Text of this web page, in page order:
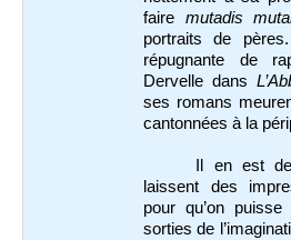
faire mutadis
portraits de
répugnante de
Dervelle dans
ses romans
cantonnées à la
Il en est
laissent des
pour qu’on
sorties de